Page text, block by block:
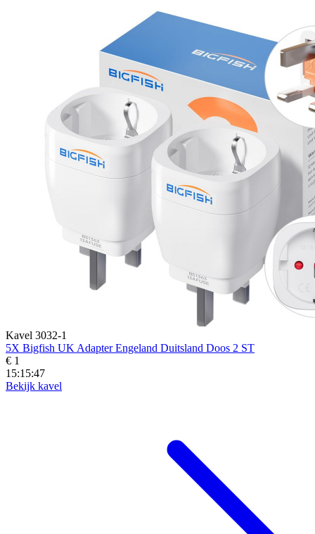
Kavel 3032-1
5X Bigfish UK Adapter Engeland Duitsland Doos 2 ST
€ 1
15:15:45
Bekijk kavel